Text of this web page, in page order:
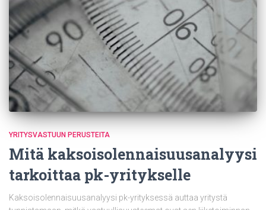
YRITYSVASTUUN PERUSTEITA
Mitä kaksoisolennaisuusanalyysi
tarkoittaa pk-yritykselle
Kaksoisolennaisuusanalyysi pk-yrityksessä auttaa yritystä